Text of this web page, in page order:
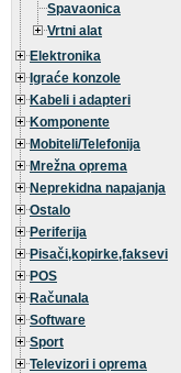
Spavaonica
Vrtni alat
Elektronika
Igraće konzole
Kabeli i adapteri
Komponente
Mobiteli/Telefonija
Mrežna oprema
Neprekidna napajanja
Ostalo
Periferija
Pisači,kopirke,faksevi
POS
Računala
Software
Sport
Televizori i oprema